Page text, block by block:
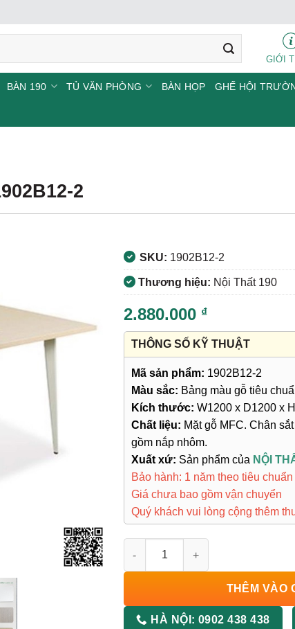
GIỚI
BÀN 190 TỦ VĂN PHÒNG BÀN HỌP GHẾ HỘI
2
SKU: 1902B12-2
Thương hiệu: Nội Thất 190
2.880.000 ₫
THÔNG SỐ KỸ THUẬT
Mã sản phẩm: 1902B12-2
Màu sắc: Bảng màu gỗ tiêu
Kích thước: W1200 x D1200 x
Chất liệu: Mặt gỗ MFC. Chân
gồm nắp nhôm.
Xuất xứ: Sản phẩm của NỘI
Bảo hành: 1 năm theo tiêu
Giá chưa bao gồm vận chuyển
Quý khách vui lòng cộng thêm
THÊM VÀO
HÀ NỘI: 0902 438 438